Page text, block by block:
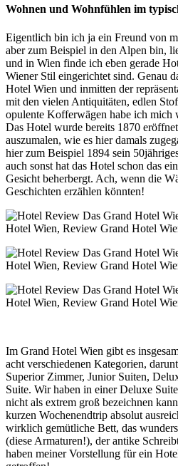
Wohnen und Wohnfühlen im
Eigentlich bin ich ja ein Freund von
aber zum Beispiel in den Alpen bin,
und in Wien finde ich eben gerade
Wiener Stil eingerichtet sind. Genau
Hotel Wien und inmitten der
mit den vielen Antiquitäten, edlen
opulente Kofferwägen habe ich mich
Das Hotel wurde bereits 1870
auszumalen, wie es hier damals
hier zum Beispiel 1894 sein
auch sonst hat das Hotel schon das
Gesicht beherbergt. Ach, wenn die
Geschichten erzählen könnten!
Im Grand Hotel Wien gibt es
acht verschiedenen Kategorien,
Superior Zimmer, Junior Suiten,
Suite. Wir haben in einer Deluxe
nicht als extrem groß bezeichnen
kurzen Wochenendtrip absolut
wirklich gemütliche Bett, das
(diese Armaturen!), der antike
haben meiner Vorstellung für ein